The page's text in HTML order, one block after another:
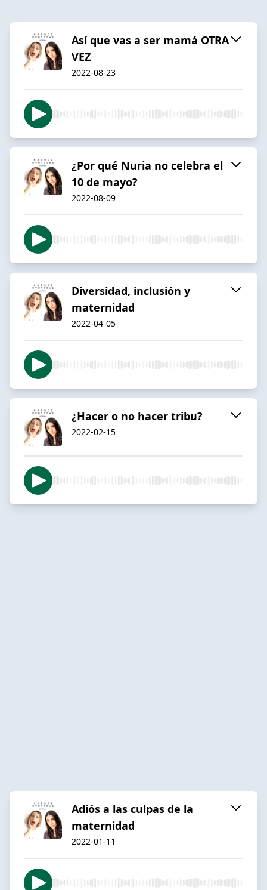
Así que vas a ser mamá OTRA
VEZ
2022-08-23
¿Por qué Nuria no celebra el
10 de mayo?
2022-08-09
Diversidad, inclusión y
maternidad
2022-04-05
¿Hacer o no hacer tribu?
2022-02-15
Adiós a las culpas de la
maternidad
2022-01-11